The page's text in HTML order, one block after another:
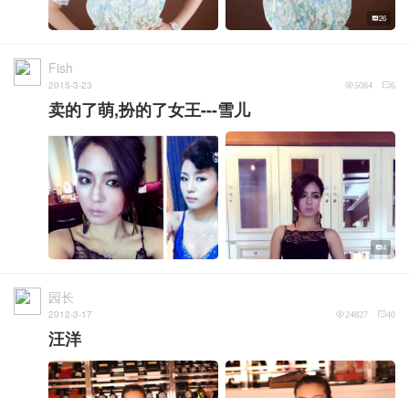
26
Fish
2015-3-23 6
5084
卖的了萌,扮的了女王---雪儿
4
园长
2012-3-17 40
24827
汪洋